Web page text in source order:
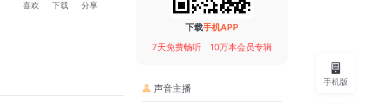
喜欢 下载 分享
下载手机APP
7天免费畅听
10万本会员专辑
声音主播
手机版